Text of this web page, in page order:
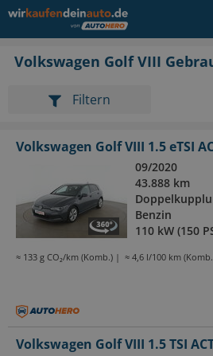
Volkswagen Golf VIII
Filtern
Volkswagen Golf VIII 1.5 eTSI
09/2020
43.888 km
Benzin
110 kW (150
≈ 133 g CO₂/km (Komb.) ≈ 4,6 l/100 km
Volkswagen Golf VIII 1.5 TSI